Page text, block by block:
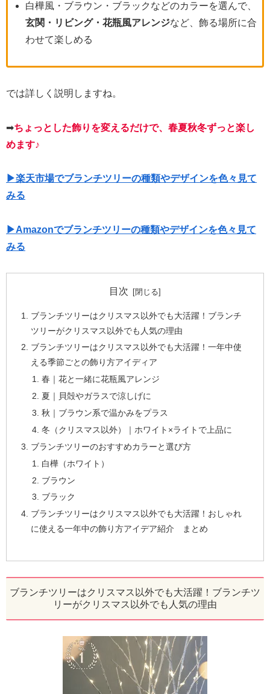
白樺風・ブラウン・ブラックなどのカラーを選んで、
玄関・リビング・花瓶風アレンジなど、飾る場所に合
わせて楽しめる
では詳しく説明しますね。
➡ちょっとした飾りを変えるだけで、春夏秋冬ずっと楽し
めます♪
▶楽天市場でブランチツリーの種類やデザインを色々見て
みる
▶Amazonでブランチツリーの種類やデザインを色々見て
みる
目次
ブランチツリーはクリスマス以外でも大活躍！ブランチ
ツリーがクリスマス以外でも人気の理由
ブランチツリーはクリスマス以外でも大活躍！一年中使
える季節ごとの飾り方アイディア
春｜花と一緒に花瓶風アレンジ
夏｜貝殻やガラスで涼しげに
秋｜ブラウン系で温かみをプラス
冬（クリスマス以外）｜ホワイト×ライトで上品に
ブランチツリーのおすすめカラーと選び方
白樺（ホワイト）
ブラウン
ブラック
ブランチツリーはクリスマス以外でも大活躍！おしゃれ
に使える一年中の飾り方アイデア紹介 まとめ
ブランチツリーはクリスマス以外でも大活躍！ブランチツ
リーがクリスマス以外でも人気の理由